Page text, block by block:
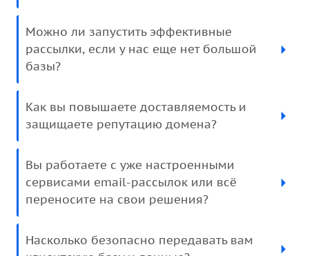
Можно ли запустить эффективные
рассылки, если у нас еще нет большой
базы?
Как вы повышаете доставляемость и
защищаете репутацию домена?
Вы работаете с уже настроенными
сервисами email-рассылок или всё
переносите на свои решения?
Насколько безопасно передавать вам